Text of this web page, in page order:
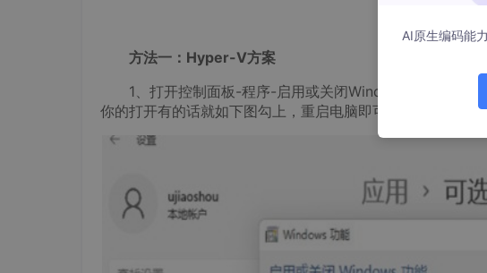
方法一：Hyper-V方案
1、打开控制面板-程序-启用或关闭Windows功能，可能
你的打开有的话就如下图勾上，重启电脑即可），没有
AI原生编码能